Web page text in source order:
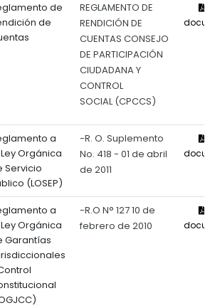
de
de
REGLAMENTO DE
RENDICIÓN DE
CUENTAS CONSEJO
DE PARTICIPACIÓN
CIUDADANA Y
CONTROL
SOCIAL (CPCCS)
a
Orgánica
Servicio
(LOSEP)
-R. O. Suplemento
No. 418 - 01 de abril
de 2011
a
Orgánica
Garantías
-R.O N° 127 10 de
febrero de 2010